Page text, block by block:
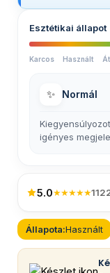
Esztétikai állapot
Karcos Használt
✨ Normál
igényes
5.0★★★★★
Állapota:Használt